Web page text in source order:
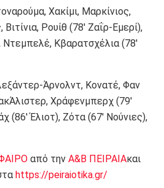
Χακίμι, Μαρκίνιος,
Ρουίθ (78′ Ζαΐρ-Εμερί),
Κβαρατσχέλια (78′
Άρνολντ, Κονατέ, Φαν
Χράφενμπερχ (79′
(86′ Έλιοτ), Ζότα (67′ Νούνιες),
από την Α&Β ΠΕΙΡΑΙΑκαι
https://peiraiotika.gr/